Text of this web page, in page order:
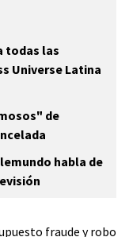
todas las
Universe Latina
de
habla de